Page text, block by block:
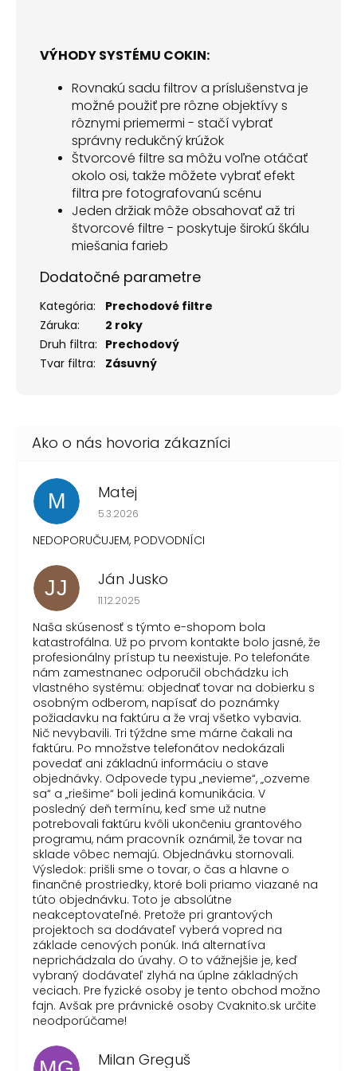
VÝHODY SYSTÉMU COKIN:
Rovnakú sadu filtrov a príslušenstva je
možné použiť pre rôzne objektívy s
rôznymi priemermi - stačí vybrať
správny redukčný krúžok
Štvorcové filtre sa môžu voľne otáčať
okolo osi, takže môžete vybrať efekt
filtra pre fotografovanú scénu
Jeden držiak môže obsahovať až tri
štvorcové filtre - poskytuje širokú škálu
miešania farieb
Dodatočné parametre
Kategória:
Prechodové filtre
Záruka:
2 roky
Druh filtra: Prechodový
Tvar filtra: Zásuvný
M Matej
Hodnotenie obchodu je 1 z 5 hviezdičiek.
5.3.2026
NEDOPORUČUJEM, PODVODNÍCI
JJ Ján Jusko
Hodnotenie obchodu je 1 z 5 hviezdičiek.
11.12.2025
Naša skúsenosť s týmto e-shopom bola
katastrofálna. Už po prvom kontakte bolo jasné, že
profesionálny prístup tu neexistuje. Po telefonáte
nám zamestnanec odporučil obchádzku ich
vlastného systému: objednať tovar na dobierku s
osobným odberom, napísať do poznámky
požiadavku na faktúru a že vraj všetko vybavia.
Nič nevybavili. Tri týždne sme márne čakali na
faktúru. Po množstve telefonátov nedokázali
povedať ani základnú informáciu o stave
objednávky. Odpovede typu „nevieme“, „ozveme
sa“ a „riešime“ boli jediná komunikácia. V
posledný deň termínu, keď sme už nutne
potrebovali faktúru kvôli ukončeniu grantového
programu, nám pracovník oznámil, že tovar na
sklade vôbec nemajú. Objednávku stornovali.
Výsledok: prišli sme o tovar, o čas a hlavne o
finančné prostriedky, ktoré boli priamo viazané na
túto objednávku. Toto je absolútne
neakceptovateľné. Pretože pri grantových
projektoch sa dodávateľ vyberá vopred na
základe cenových ponúk. Iná alternatíva
neprichádzala do úvahy. O to vážnejšie je, keď
vybraný dodávateľ zlyhá na úplne základných
veciach. Pre fyzické osoby je tento obchod možno
fajn. Avšak pre právnické osoby Cvaknito.sk určite
neodporúčame!
Milan Greguš